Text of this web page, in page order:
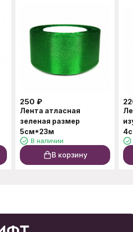
250 ₽
Лента атласная
зеленая размер
5см*23м
В наличии
В корзину